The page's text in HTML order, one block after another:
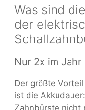
Was sind
der
Nur 2x im Jahr
Der größte
ist die
Zahnbürste nicht